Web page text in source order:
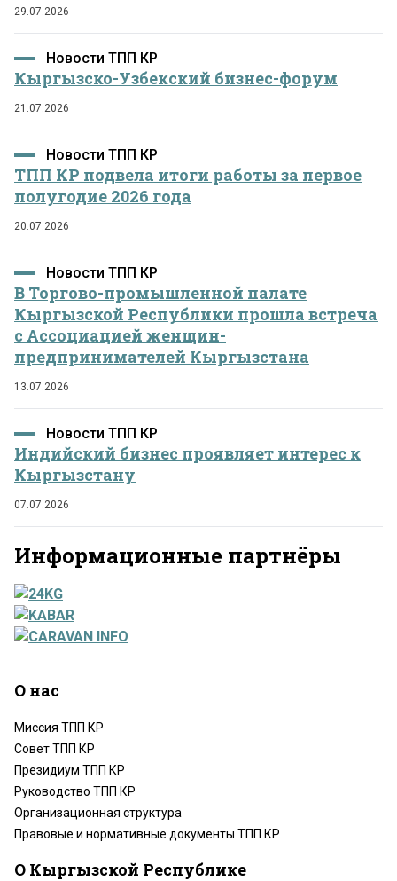
29.07.2026
Новости ТПП КР
Кыргызско-Узбекский бизнес-форум
21.07.2026
Новости ТПП КР
ТПП КР подвела итоги работы за первое
полугодие 2026 года
20.07.2026
Новости ТПП КР
В Торгово-промышленной палате
Кыргызской Республики прошла встреча
с Ассоциацией женщин-
предпринимателей Кыргызстана
13.07.2026
Новости ТПП КР
Индийский бизнес проявляет интерес к
Кыргызстану
07.07.2026
Информационные партнёры
О нас
Миссия ТПП КР
Совет ТПП КР
Президиум ТПП КР
Руководство ТПП КР
Организационная структура
Правовые и нормативные документы ТПП КР
О Кыргызской Республике